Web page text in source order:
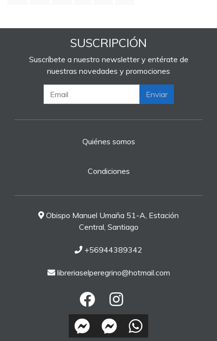
SUSCRIPCIÓN
Suscríbete a nuestro newsletter y entérate de
nuestras novedades y promociones
Enviar
Quiénes somos
Condiciones
Obispo Manuel Umaña 51-A, Estación
Central, Santiago
+56944389342
libreriaselperegrino@hotmail.com